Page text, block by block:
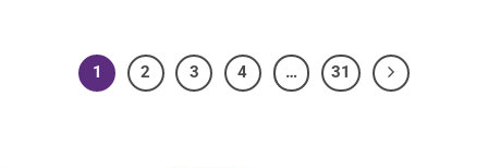
1 2 3 4 … 31